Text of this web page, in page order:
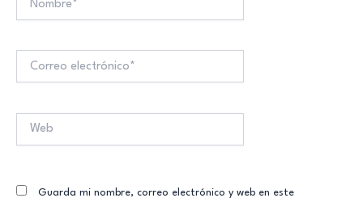
Guarda mi nombre, correo electrónico y web en este